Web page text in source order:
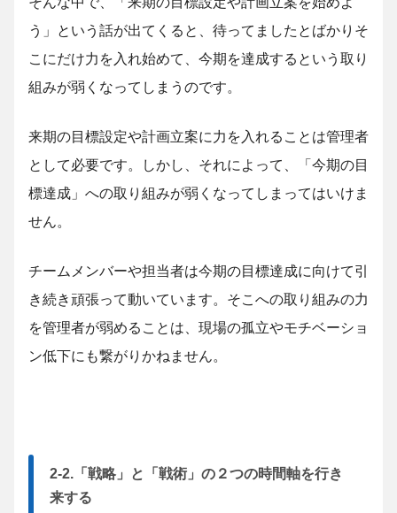
う」という話が出てくると、待ってましたとばかりそ
こにだけ力を入れ始めて、今期を達成するという取り
組みが弱くなってしまうのです。
来期の目標設定や計画立案に力を入れることは管理者
として必要です。しかし、それによって、「今期の目
標達成」への取り組みが弱くなってしまってはいけま
せん。
チームメンバーや担当者は今期の目標達成に向けて引
き続き頑張って動いています。そこへの取り組みの力
を管理者が弱めることは、現場の孤立やモチベーショ
ン低下にも繋がりかねません。
2-2.「戦略」と「戦術」の２つの時間軸を行き
来する